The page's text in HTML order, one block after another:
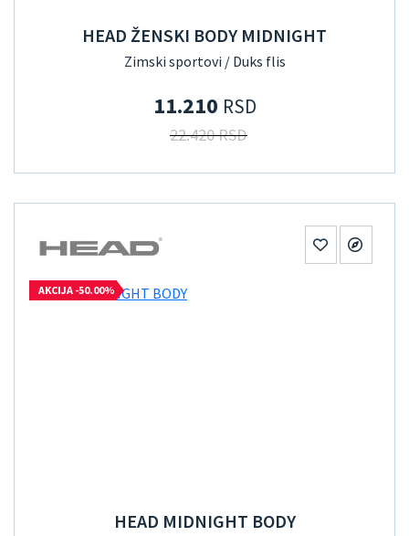
HEAD ŽENSKI BODY MIDNIGHT
Zimski sportovi / Duks flis
11.210 RSD
22.420 RSD
AKCIJA -50.00%
HEAD MIDNIGHT BODY